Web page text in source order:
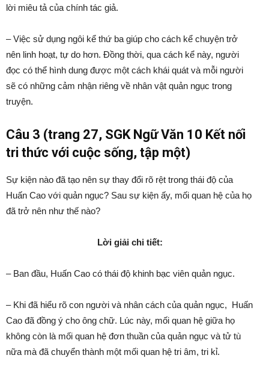
lời miêu tả của chính tác giả.
– Việc sử dụng ngôi kể thứ ba giúp cho cách kể chuyện trở
nên linh hoạt, tự do hơn. Đồng thời, qua cách kể này, người
đọc có thể hình dung được một cách khái quát và mỗi người
sẽ có những cảm nhận riêng về nhân vật quản ngục trong
truyện.
Câu 3 (trang 27, SGK Ngữ Văn 10 Kết nối
tri thức với cuộc sống, tập một)
Sự kiện nào đã tạo nên sự thay đổi rõ rệt trong thái độ của
Huấn Cao với quản ngục? Sau sự kiện ấy, mối quan hệ của họ
đã trở nên như thế nào?
Lời giải chi tiết:
– Ban đầu, Huấn Cao có thái độ khinh bạc viên quản ngục.
– Khi đã hiểu rõ con người và nhân cách của quản ngục, Huấn
Cao đã đồng ý cho ông chữ. Lúc này, mối quan hệ giữa họ
không còn là mối quan hệ đơn thuần của quản ngục và tử tù
nữa mà đã chuyển thành một mối quan hệ tri âm, tri kỉ.